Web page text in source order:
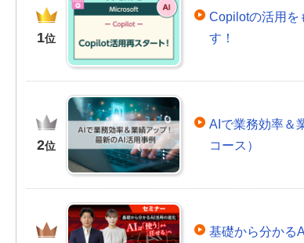
1位
Copilotの活用を
す！
2位
AIで業務効率＆
コース）
基礎から分かる